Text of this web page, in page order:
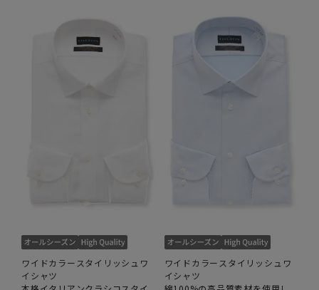
ワイドカラースタイリッシュワ
イシャツ
ワイドカラースタイリッシュワ
イシャツ